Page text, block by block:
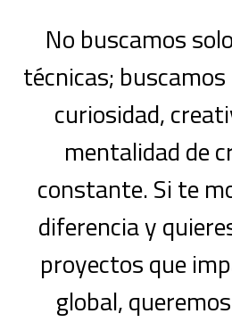
No buscamos
técnicas;
curiosidad,
mentalidad de
constante. Si te
diferencia y
proyectos que
global,